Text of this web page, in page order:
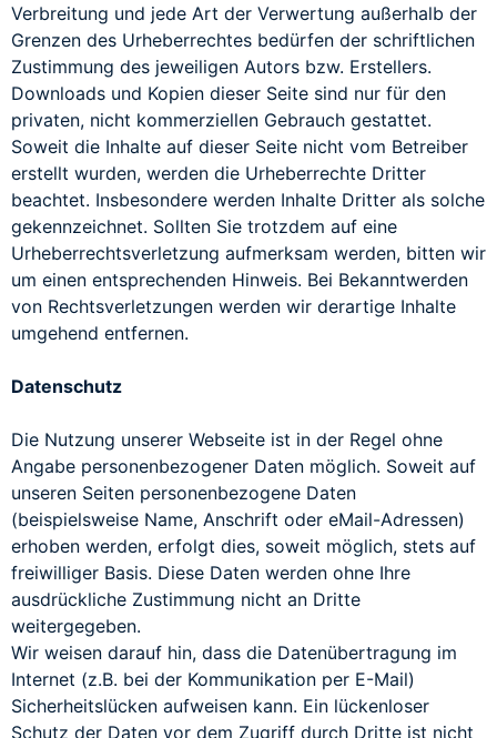
Verbreitung und jede Art der Verwertung außerhalb der
Grenzen des Urheberrechtes bedürfen der schriftlichen
Zustimmung des jeweiligen Autors bzw. Erstellers.
Downloads und Kopien dieser Seite sind nur für den
privaten, nicht kommerziellen Gebrauch gestattet.
Soweit die Inhalte auf dieser Seite nicht vom Betreiber
erstellt wurden, werden die Urheberrechte Dritter
beachtet. Insbesondere werden Inhalte Dritter als solche
gekennzeichnet. Sollten Sie trotzdem auf eine
Urheberrechtsverletzung aufmerksam werden, bitten wir
um einen entsprechenden Hinweis. Bei Bekanntwerden
von Rechtsverletzungen werden wir derartige Inhalte
umgehend entfernen.
Datenschutz
Die Nutzung unserer Webseite ist in der Regel ohne
Angabe personenbezogener Daten möglich. Soweit auf
unseren Seiten personenbezogene Daten
(beispielsweise Name, Anschrift oder eMail-Adressen)
erhoben werden, erfolgt dies, soweit möglich, stets auf
freiwilliger Basis. Diese Daten werden ohne Ihre
ausdrückliche Zustimmung nicht an Dritte
weitergegeben.
Wir weisen darauf hin, dass die Datenübertragung im
Internet (z.B. bei der Kommunikation per E-Mail)
Sicherheitslücken aufweisen kann. Ein lückenloser
Schutz der Daten vor dem Zugriff durch Dritte ist nicht